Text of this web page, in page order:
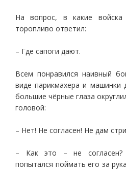
На вопрос, в какие
торопливо ответил:
– Где сапоги дают.
Всем понравился наивный
виде парикмахера и машинки
большие чёрные глаза
головой:
– Нет! Не согласен! Не дам
– Как это – не согласен?
попытался поймать его за